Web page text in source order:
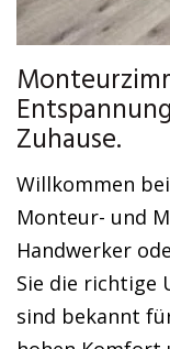
Zuhause.
Willkommen
Monteur- und
Handwerker
Sie die richtige
sind bekannt